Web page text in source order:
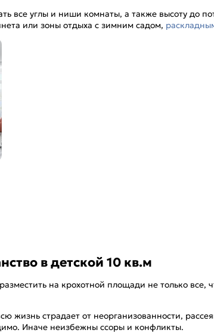
все углы и ниши комнаты, а также высоту до
или зоны отдыха с зимним садом,
в детской 10 кв.м
на крохотной площади не только
жизнь страдает от неорганизованности,
Иначе неизбежны ссоры и конфликты.